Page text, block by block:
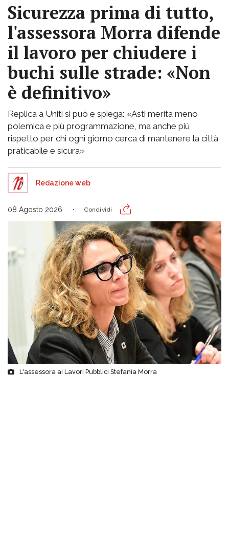
Sicurezza prima di tutto,
l'assessora Morra difende
il lavoro per chiudere i
buchi sulle strade: «Non
è definitivo»
Replica a Uniti si può e spiega: «Asti merita meno
polemica e più programmazione, ma anche più
rispetto per chi ogni giorno cerca di mantenere la città
praticabile e sicura»
Redazione web
08 Agosto 2026 Condividi
L'assessora ai Lavori Pubblici Stefania Morra